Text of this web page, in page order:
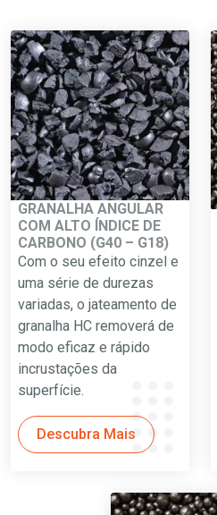
GRANALHA ANGULAR
COM ALTO ÍNDICE DE
CARBONO (G40 – G18)
Com o seu efeito cinzel e
uma série de durezas
variadas, o jateamento de
granalha HC removerá de
modo eficaz e rápido
incrustações da
superfície.
Descubra Mais